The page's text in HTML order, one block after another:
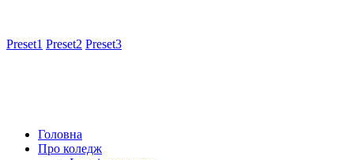
Preset1 Preset2 Preset3
Головна
Про коледж